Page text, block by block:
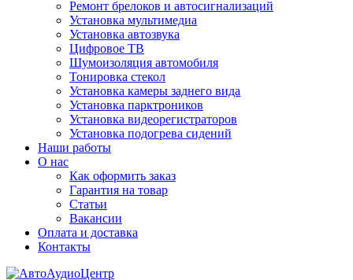
Ремонт брелоков и автосигнализаций
Установка мультимедиа
Установка автозвука
Цифровое ТВ
Шумоизоляция автомобиля
Тонировка стекол
Установка камеры заднего вида
Установка парктроников
Установка видеорегистраторов
Установка подогрева сидений
Наши работы
О нас
Как оформить заказ
Гарантия на товар
Статьи
Вакансии
Оплата и доставка
Контакты